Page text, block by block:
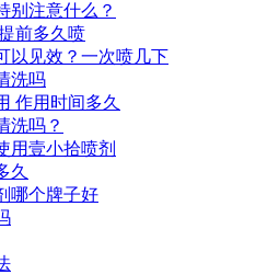
别注意什么？
前多久喷
以见效？一次喷几下
洗吗
作用时间多久
洗吗？
用壹小拾喷剂
久
哪个牌子好